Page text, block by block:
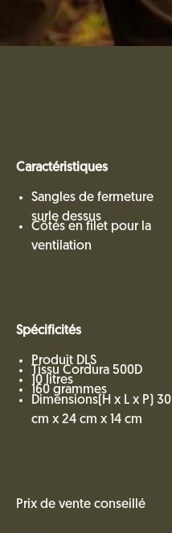
Caractéristiques
Sangles de fermeture
surle dessus
Côtés en filet pour la
ventilation
Spécificités
Produit DLS
Tissu Cordura 500D
10 litres
160 grammes
Dimensions(H x L x P) 30
cm x 24 cm x 14 cm
Prix de vente conseillé